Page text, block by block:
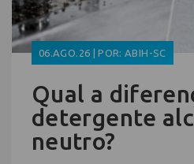
06.AGO.26 | POR: ABIH-SC
Qual a
detergente
neutro?